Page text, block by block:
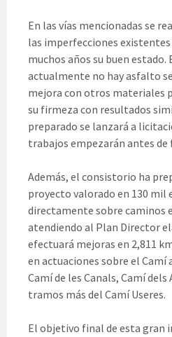
En las vías mencionadas se
las imperfecciones
muchos años su buen estado.
actualmente no hay asfalto
mejora con otros materiales
su firmeza con resultados
preparado se lanzará a
trabajos empezarán antes de
Además, el consistorio ha
proyecto valorado en 130 mil
directamente sobre caminos
atendiendo al Plan Director
efectuará mejoras en 2,811
en actuaciones sobre el Camí
Camí de les Canals, Camí
tramos más del Camí Useres.
El objetivo final de esta gran